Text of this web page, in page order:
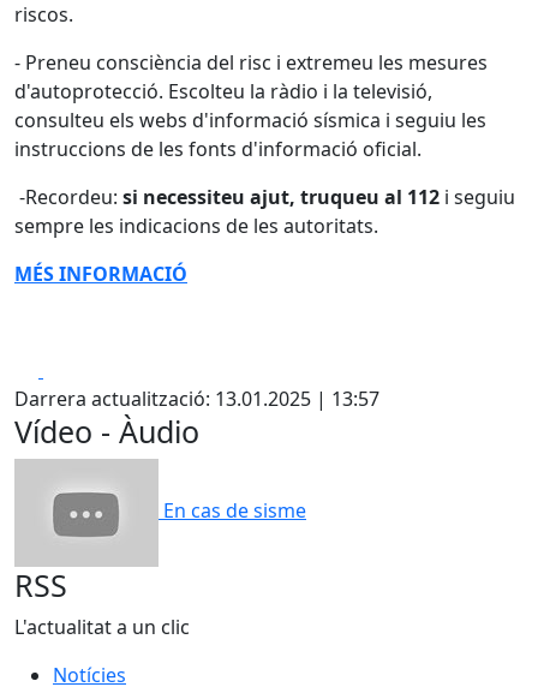
riscos.
- Preneu consciència del risc i extremeu les mesures
d'autoprotecció. Escolteu la ràdio i la televisió,
consulteu els webs d'informació sísmica i seguiu les
instruccions de les fonts d'informació oficial.
-Recordeu: si necessiteu ajut, truqueu al 112 i seguiu
sempre les indicacions de les autoritats.
MÉS INFORMACIÓ
Darrera actualització: 13.01.2025 | 13:57
Vídeo - Àudio
En cas de sisme
RSS
L'actualitat a un clic
Notícies